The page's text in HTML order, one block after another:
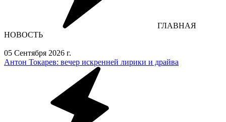
ГЛАВНАЯ
НОВОСТЬ
05 Сентября 2026 г.
Антон Токарев: вечер искренней лирики и драйва